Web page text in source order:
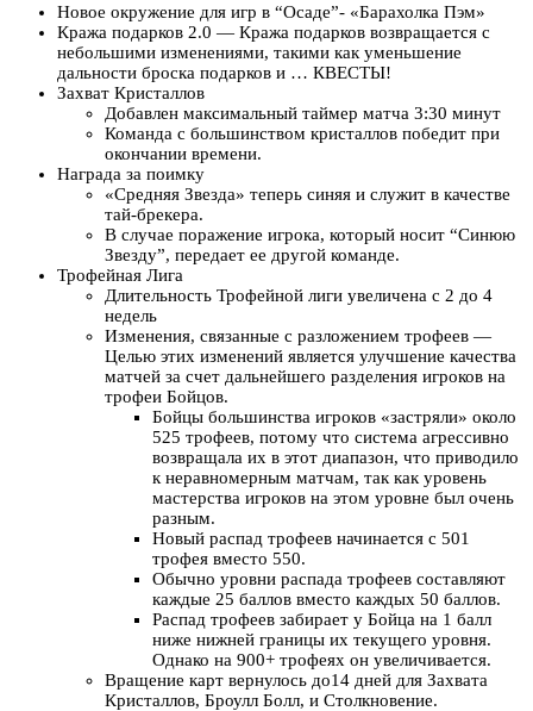
Новое окружение для игр в “Осаде”- «Барахолка Пэм»
Кража подарков 2.0 — Кража подарков возвращается с
небольшими изменениями, такими как уменьшение
дальности броска подарков и … КВЕСТЫ!
Захват Кристаллов
Добавлен максимальный таймер матча 3:30 минут
Команда с большинством кристаллов победит при
окончании времени.
Награда за поимку
«Средняя Звезда» теперь синяя и служит в качестве
тай-брекера.
В случае поражение игрока, который носит “Синюю
Звезду”, передает ее другой команде.
Трофейная Лига
Длительность Трофейной лиги увеличена с 2 до 4
недель
Изменения, связанные с разложением трофеев —
Целью этих изменений является улучшение качества
матчей за счет дальнейшего разделения игроков на
трофеи Бойцов.
Бойцы большинства игроков «застряли» около
525 трофеев, потому что система агрессивно
возвращала их в этот диапазон, что приводило
к неравномерным матчам, так как уровень
мастерства игроков на этом уровне был очень
разным.
Новый распад трофеев начинается с 501
трофея вместо 550.
Обычно уровни распада трофеев составляют
каждые 25 баллов вместо каждых 50 баллов.
Распад трофеев забирает у Бойца на 1 балл
ниже нижней границы их текущего уровня.
Однако на 900+ трофеях он увеличивается.
Вращение карт вернулось до14 дней для Захвата
Кристаллов, Броулл Болл, и Столкновение.